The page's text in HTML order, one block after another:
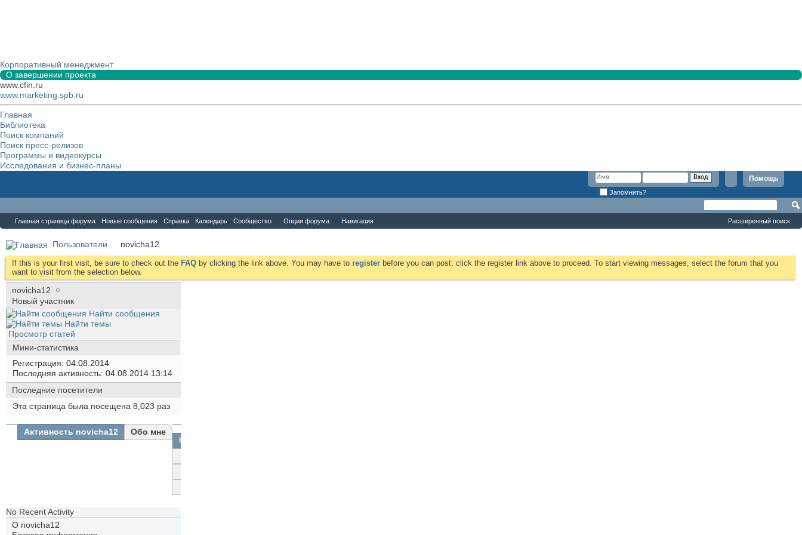
Корпоративный менеджмент
О завершении проекта
www.cfin.ru
www.marketing.spb.ru
Главная
Библиотека
Поиск компаний
Поиск пресс-релизов
Программы и видеокурсы
Исследования и бизнес-планы
Помощь
Запомнить?
Главная страница форума Новые сообщения Справка Календарь Сообщество Опции форума Навигация Расширенный поиск
Пользователи novicha12
If this is your first visit, be sure to check out the FAQ by clicking the link above. You may have to register before you can post: click the register link above to proceed. To start viewing messages, select the forum that you
want to visit from the selection below.
novicha12
Новый участник
Найти сообщения
Найти темы
Просмотр статей
Мини-статистика
Регистрация 04.08.2014
Последняя активность 04.08.2014 13:14
Последние посетители
Эта страница была посещена 8,023 раз
Активность novicha12 Обо мне
Все
No Recent Activity
О novicha12